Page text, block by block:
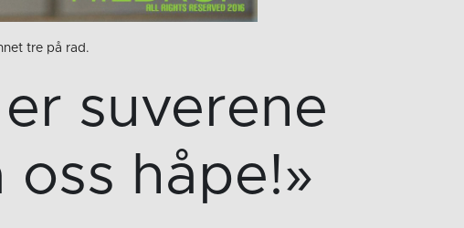
tre på rad.
suverene
oss håpe!»